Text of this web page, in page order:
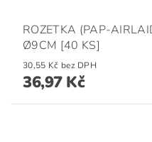
ROZETKA (PAP-
Ø9CM [40 KS]
30,55 Kč bez DPH
36,97 Kč